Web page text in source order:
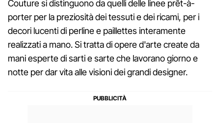
Couture si distinguono da quelli delle linee prêt-à-
porter per la preziosità dei tessuti e dei ricami, per i
decori lucenti di perline e paillettes interamente
realizzati a mano. Si tratta di opere d'arte create da
mani esperte di sarti e sarte che lavorano giorno e
notte per dar vita alle visioni dei grandi designer.